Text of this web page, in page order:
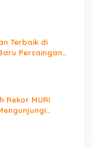
Terbaik di
Persaingan
Rekor MURI